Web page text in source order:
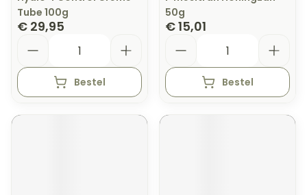
Tube 100g
€ 29,95
Bestel
50g
€ 15,01
Bestel